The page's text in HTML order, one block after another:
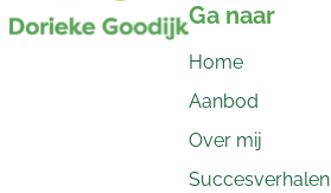
Ga naar
Home
Aanbod
Over mij
Succesverhalen